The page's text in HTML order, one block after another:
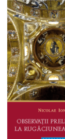
Adaugă în coș